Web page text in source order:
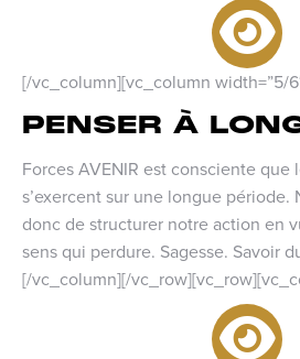
[/vc_column][vc_column width=”5/
PENSER À
Forces AVENIR est consciente que
s’exercent sur une longue période.
donc de structurer notre action en
sens qui perdure. Sagesse. Savoir
[/vc_column][/